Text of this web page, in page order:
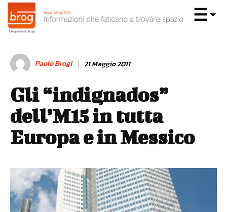
Paolo Brogi 21 Maggio 2011
Gli “indignados”
dell’M15 in tutta
Europa e in Messico